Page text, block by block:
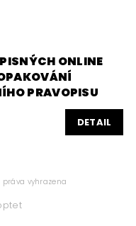
ONLINE
PRAVOPISU
DETAIL
práva vyhrazena